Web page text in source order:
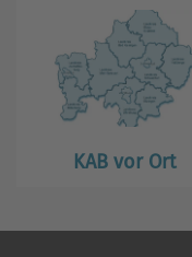
KAB vor Ort